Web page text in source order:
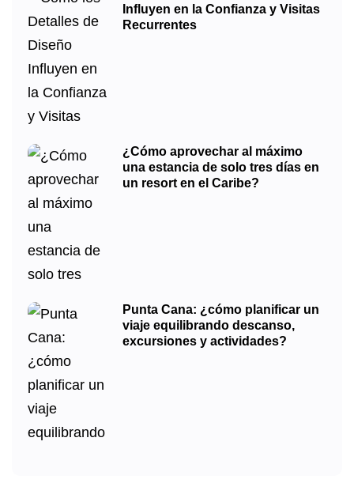
Influyen en la Confianza y Visitas
Recurrentes
¿Cómo aprovechar al máximo
una estancia de solo tres días en
un resort en el Caribe?
Punta Cana: ¿cómo planificar un
viaje equilibrando descanso,
excursiones y actividades?